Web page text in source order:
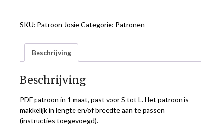
SKU: Patroon Josie Categorie: Patronen
Beschrijving
Beschrijving
PDF patroon in 1 maat, past voor S tot L. Het patroon is
makkelijk in lengte en/of breedte aan te passen
(instructies toegevoegd).